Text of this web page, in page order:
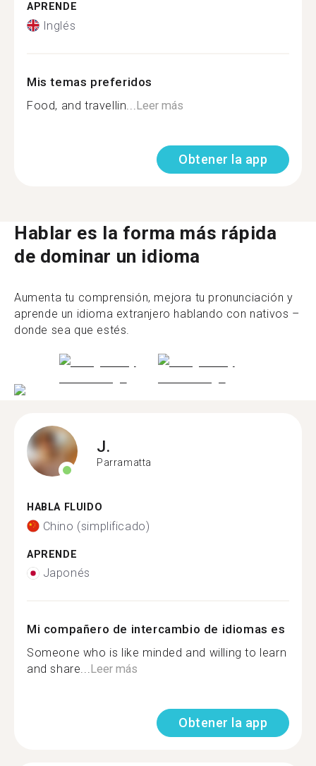
APRENDE
Inglés
Mis temas preferidos
Food, and travellin... Leer más
Obtener la app
Hablar es la forma más rápida
de dominar un idioma
Aumenta tu comprensión, mejora tu pronunciación y
aprende un idioma extranjero hablando con nativos –
donde sea que estés.
J.
Parramatta
HABLA FLUIDO
Chino (simplificado)
APRENDE
Japonés
Mi compañero de intercambio de idiomas es
Someone who is like minded and willing to learn
and share...Leer más
Obtener la app